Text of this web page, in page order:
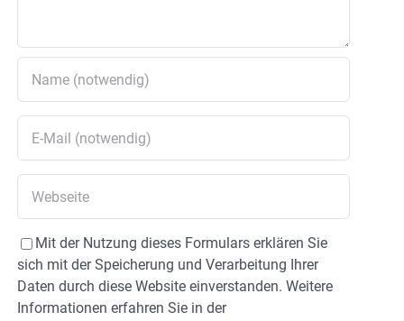
Mit der Nutzung dieses Formulars erklären Sie
sich mit der Speicherung und Verarbeitung Ihrer
Daten durch diese Website einverstanden. Weitere
Informationen erfahren Sie in der